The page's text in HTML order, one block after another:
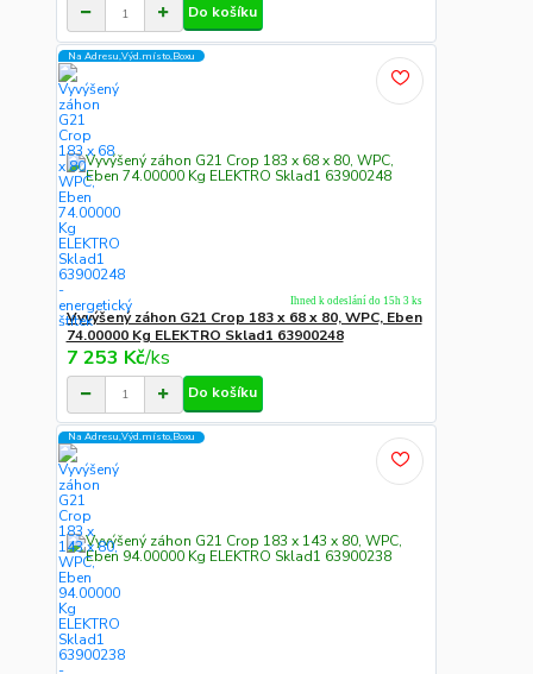
Do košíku
Na Adresu,Výd.místo,Boxu
Vyvýšený záhon G21 Crop 183 x 68 x 80, WPC, Eben
74.00000 Kg ELEKTRO Sklad1 63900248
7 253 Kč/ks
Ihned k odeslání do 15h 3 ks
Do košíku
Na Adresu,Výd.místo,Boxu